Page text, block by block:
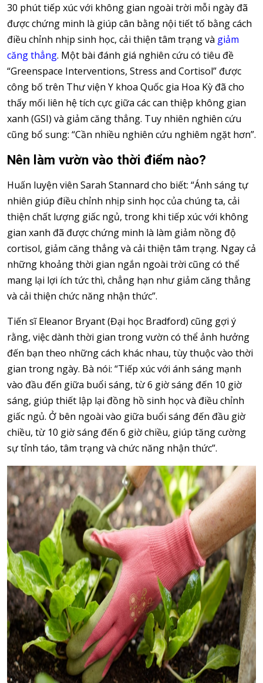
30 phút tiếp xúc với không gian ngoài trời mỗi ngày đã
được chứng minh là giúp cân bằng nội tiết tố bằng cách
điều chỉnh nhịp sinh học, cải thiện tâm trạng và giảm
căng thẳng. Một bài đánh giá nghiên cứu có tiêu đề
“Greenspace Interventions, Stress and Cortisol” được
công bố trên Thư viện Y khoa Quốc gia Hoa Kỳ đã cho
thấy mối liên hệ tích cực giữa các can thiệp không gian
xanh (GSI) và giảm căng thẳng. Tuy nhiên nghiên cứu
cũng bổ sung: “Cần nhiều nghiên cứu nghiêm ngặt hơn”.
Nên làm vườn vào thời điểm nào?
Huấn luyện viên Sarah Stannard cho biết: “Ánh sáng tự
nhiên giúp điều chỉnh nhịp sinh học của chúng ta, cải
thiện chất lượng giấc ngủ, trong khi tiếp xúc với không
gian xanh đã được chứng minh là làm giảm nồng độ
cortisol, giảm căng thẳng và cải thiện tâm trạng. Ngay cả
những khoảng thời gian ngắn ngoài trời cũng có thể
mang lại lợi ích tức thì, chẳng hạn như giảm căng thẳng
và cải thiện chức năng nhận thức”.
Tiến sĩ Eleanor Bryant (Đại học Bradford) cũng gợi ý
rằng, việc dành thời gian trong vườn có thể ảnh hưởng
đến bạn theo những cách khác nhau, tùy thuộc vào thời
gian trong ngày. Bà nói: “Tiếp xúc với ánh sáng mạnh
vào đầu đến giữa buổi sáng, từ 6 giờ sáng đến 10 giờ
sáng, giúp thiết lập lại đồng hồ sinh học và điều chỉnh
giấc ngủ. Ở bên ngoài vào giữa buổi sáng đến đầu giờ
chiều, từ 10 giờ sáng đến 6 giờ chiều, giúp tăng cường
sự tỉnh táo, tâm trạng và chức năng nhận thức”.